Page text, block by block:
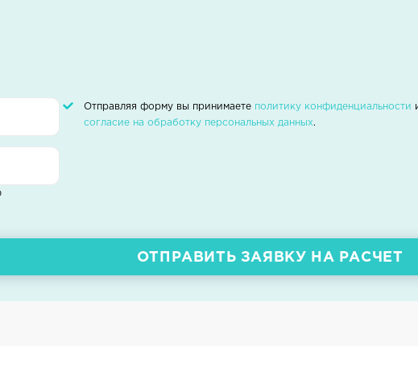
Отправляя форму вы принимаете политику конфиденциальности
согласие на обработку персональных данных.
ОТПРАВИТЬ ЗАЯВКУ НА РАСЧЕТ